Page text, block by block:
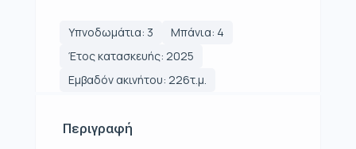
Υπνοδωμάτια: 3
Μπάνια: 4
Έτος κατασκευής: 2025
Εμβαδόν ακινήτου: 226τ.μ.
Περιγραφή